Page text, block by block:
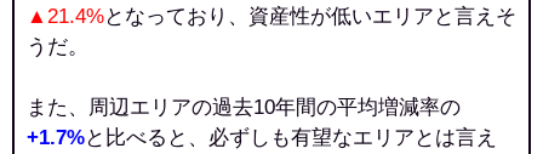
▲21.4%となっており、資産性が低いエリアと言えそ
うだ。
また、周辺エリアの過去10年間の平均増減率の
+1.7%と比べると、必ずしも有望なエリアとは言え